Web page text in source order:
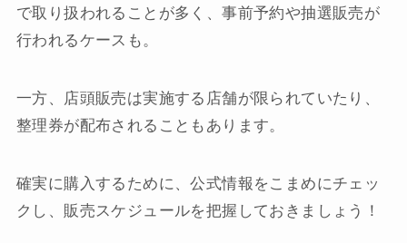
で取り扱われることが多く、事前予約や抽選販売が
行われるケースも。
一方、店頭販売は実施する店舗が限られていたり、
整理券が配布されることもあります。
確実に購入するために、公式情報をこまめにチェッ
クし、販売スケジュールを把握しておきましょう！